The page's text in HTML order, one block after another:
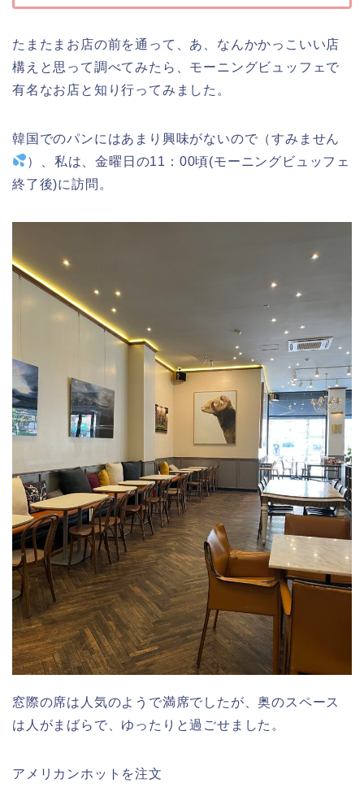
たまたまお店の前を通って、あ、なんかかっこいい店
構えと思って調べてみたら、モーニングビュッフェで
有名なお店と知り行ってみました。
韓国でのパンにはあまり興味がないので（すみません
）、私は、金曜日の11：00頃(モーニングビュッフェ
終了後)に訪問。
窓際の席は人気のようで満席でしたが、奥のスペース
は人がまばらで、ゆったりと過ごせました。
アメリカンホットを注文